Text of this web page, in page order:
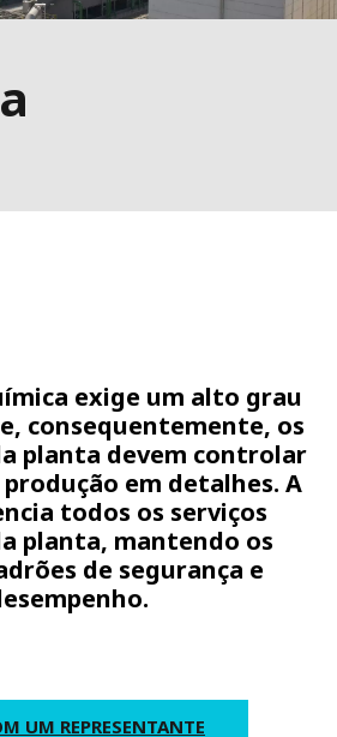
exige um alto grau
consequentemente, os
planta devem controlar
em detalhes. A
todos os serviços
planta, mantendo os
de segurança e
UM REPRESENTANTE